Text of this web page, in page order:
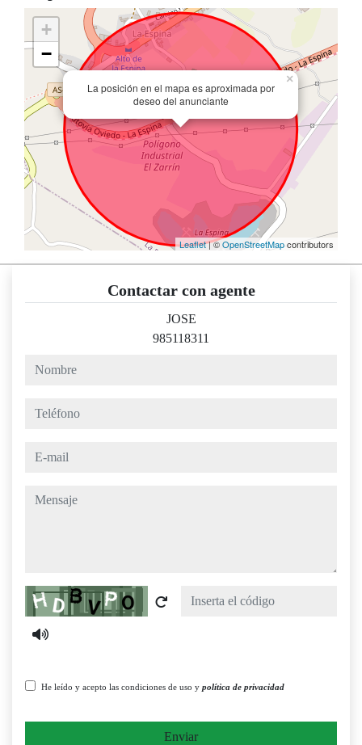
La posición en el mapa es aproximada por
deseo del anunciante
×
+
−
Leaflet| ©OpenStreetMapcontributors
Contactar con agente
JOSE
985118311
nombre
teléfono
e-mail
mensaje
Captcha
He leído y acepto las condiciones de uso y política de privacidad
Enviar